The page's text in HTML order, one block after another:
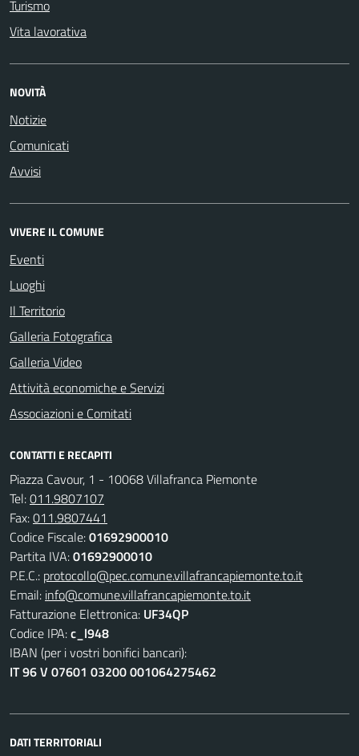
Turismo
Vita lavorativa
NOVITÀ
Notizie
Comunicati
Avvisi
VIVERE IL COMUNE
Eventi
Luoghi
Il Territorio
Galleria Fotografica
Galleria Video
Attività economiche e Servizi
Associazioni e Comitati
CONTATTI E RECAPITI
Piazza Cavour, 1 - 10068 Villafranca Piemonte
Tel:011.9807107
Fax:011.9807441
Codice Fiscale:01692900010
Partita IVA:01692900010
P.E.C.: protocollo@pec.comune.villafrancapiemonte.to.it
Email: info@comune.villafrancapiemonte.to.it
Fatturazione Elettronica: UF34QP
Codice IPA:c_l948
IBAN (per i vostri bonifici bancari):
IT 96 V 07601 03200 001064275462
DATI TERRITORIALI